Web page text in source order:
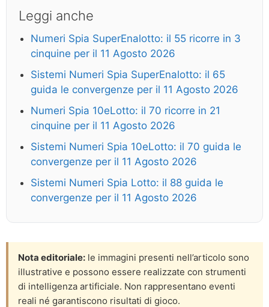
Leggi anche
Numeri Spia SuperEnalotto: il 55 ricorre in 3
cinquine per il 11 Agosto 2026
Sistemi Numeri Spia SuperEnalotto: il 65
guida le convergenze per il 11 Agosto 2026
Numeri Spia 10eLotto: il 70 ricorre in 21
cinquine per il 11 Agosto 2026
Sistemi Numeri Spia 10eLotto: il 70 guida le
convergenze per il 11 Agosto 2026
Sistemi Numeri Spia Lotto: il 88 guida le
convergenze per il 11 Agosto 2026
Nota editoriale: le immagini presenti nell’articolo sono
illustrative e possono essere realizzate con strumenti
di intelligenza artificiale. Non rappresentano eventi
reali né garantiscono risultati di gioco.